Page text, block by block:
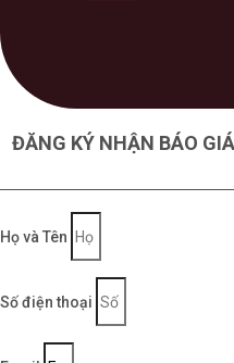
ĐĂNG KÝ NHẬN BÁO
Họ và Tên
Số điện thoại